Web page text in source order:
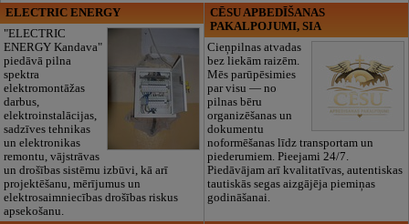
ELECTRIC ENERGY
"ELECTRIC
ENERGY Kandava"
piedāvā pilna
spektra
elektromontāžas
darbus,
elektroinstalācijas,
sadzīves tehnikas
un elektronikas
remontu, vājstrāvas
un drošības sistēmu izbūvi, kā arī
projektēšanu, mērījumus un
elektrosaimniecības drošības riskus
apsekošanu.
CĒSU APBEDĪŠANAS
PAKALPOJUMI, SIA
Cieņpilnas atvadas
bez liekām raizēm.
Mēs parūpēsimies
par visu — no
pilnas bēru
organizēšanas un
dokumentu
noformēšanas līdz transportam un
piederumiem. Pieejami 24/7.
Piedāvājam arī kvalitatīvas, autentiskas
tautiskās segas aizgājēja piemiņas
godināšanai.